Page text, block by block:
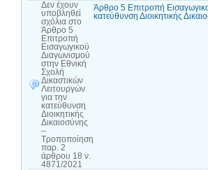
Δεν έχουν
υποβληθεί
σχόλια στο
Άρθρο 5
Επιτροπή
Εισαγωγικού
Διαγωνισμού
στην Εθνική
Σχολή
Δικαστικών
Λειτουργών
για την
κατεύθυνση
Διοικητικής
Δικαιοσύνης
–
Τροποποίηση
παρ. 2
άρθρου 18 ν.
4871/2021
Άρθρο 5 Επιτροπή
κατεύθυνση Διοικητικής